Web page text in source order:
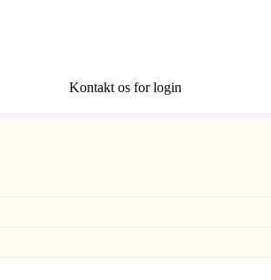
Kontakt os for login